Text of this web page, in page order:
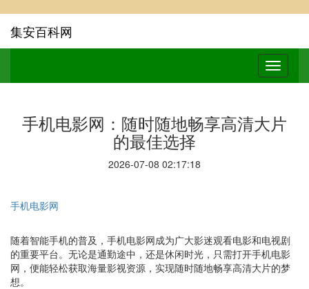
集安百科网
手机电影网：随时随地畅享高清大片
的最佳选择
2026-07-08 02:17:18
手机电影网
随着智能手机的普及，手机电影网成为广大影迷观看电影和电视剧
的重要平台。无论是通勤途中，还是休闲时光，只需打开手机电影
网，便能轻松获取海量影视资源，实现随时随地畅享高清大片的梦
想。